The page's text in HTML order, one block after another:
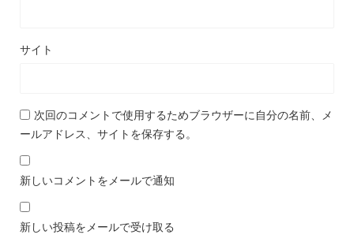
サイト
次回のコメントで使用するためブラウザーに自分の名前、メ
ールアドレス、サイトを保存する。
新しいコメントをメールで通知
新しい投稿をメールで受け取る